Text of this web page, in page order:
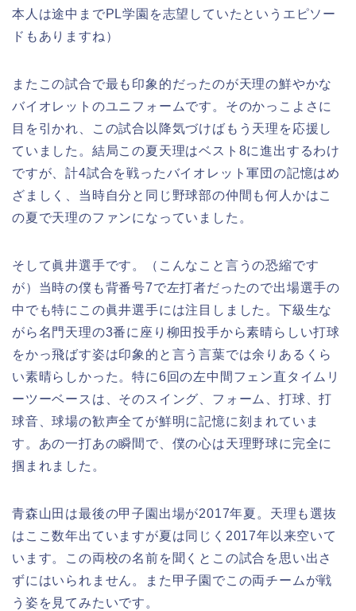
本人は途中までPL学園を志望していたというエピソー
ドもありますね）
またこの試合で最も印象的だったのが天理の鮮やかな
バイオレットのユニフォームです。そのかっこよさに
目を引かれ、この試合以降気づけばもう天理を応援し
ていました。結局この夏天理はベスト8に進出するわけ
ですが、計4試合を戦ったバイオレット軍団の記憶はめ
ざましく、当時自分と同じ野球部の仲間も何人かはこ
の夏で天理のファンになっていました。
そして眞井選手です。（こんなこと言うの恐縮です
が）当時の僕も背番号7で左打者だったので出場選手の
中でも特にこの眞井選手には注目しました。下級生な
がら名門天理の3番に座り柳田投手から素晴らしい打球
をかっ飛ばす姿は印象的と言う言葉では余りあるくら
い素晴らしかった。特に6回の左中間フェン直タイムリ
ーツーベースは、そのスイング、フォーム、打球、打
球音、球場の歓声全てが鮮明に記憶に刻まれていま
す。あの一打あの瞬間で、僕の心は天理野球に完全に
掴まれました。
青森山田は最後の甲子園出場が2017年夏。天理も選抜
はここ数年出ていますが夏は同じく2017年以来空いて
います。この両校の名前を聞くとこの試合を思い出さ
ずにはいられません。また甲子園でこの両チームが戦
う姿を見てみたいです。